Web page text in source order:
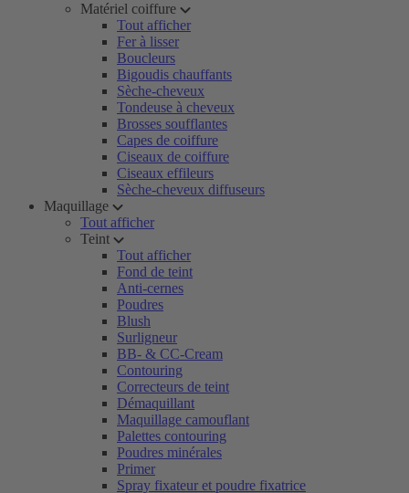
Matériel coiffure
Tout afficher
Fer à lisser
Boucleurs
Bigoudis chauffants
Sèche-cheveux
Tondeuse à cheveux
Brosses soufflantes
Capes de coiffure
Ciseaux de coiffure
Ciseaux effileurs
Sèche-cheveux diffuseurs
Maquillage
Tout afficher
Teint
Tout afficher
Fond de teint
Anti-cernes
Poudres
Blush
Surligneur
BB- & CC-Cream
Contouring
Correcteurs de teint
Démaquillant
Maquillage camouflant
Palettes contouring
Poudres minérales
Primer
Spray fixateur et poudre fixatrice